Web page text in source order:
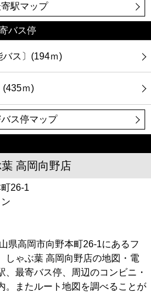
駅マップ
バス停
バス〕(194ｍ)
(435ｍ)
ス停マップ
葉 高岡向野店
26-1
県高岡市向野本町26-1にあるフ
しゃぶ葉 高岡向野店の地図・電
、最寄バス停、周辺のコンビニ・
。またルート地図を調べることが